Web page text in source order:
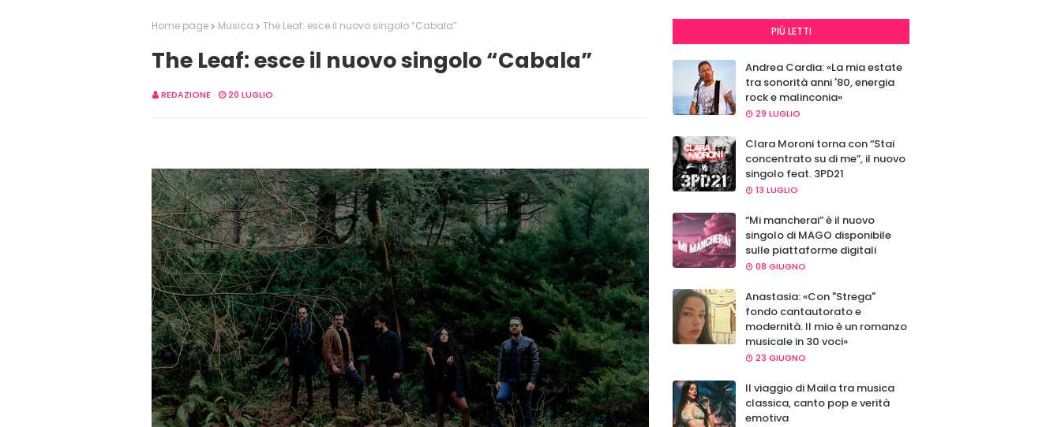
Home page Musica The Leaf: esce il nuovo singolo “Cabala”
The Leaf: esce il nuovo singolo “Cabala”
REDAZIONE 20 LUGLIO
PIÙ LETTI
Andrea Cardia: «La mia estate
tra sonorità anni '80, energia
rock e malinconia»
29 LUGLIO
Clara Moroni torna con “Stai
concentrato su di me”, il nuovo
singolo feat. 3PD21
13 LUGLIO
“Mi mancherai” è il nuovo
singolo di MAGO disponibile
sulle piattaforme digitali
08 GIUGNO
Anastasia: «Con "Strega"
fondo cantautorato e
modernità. Il mio è un romanzo
musicale in 30 voci»
23 GIUGNO
Il viaggio di Maila tra musica
classica, canto pop e verità
emotiva